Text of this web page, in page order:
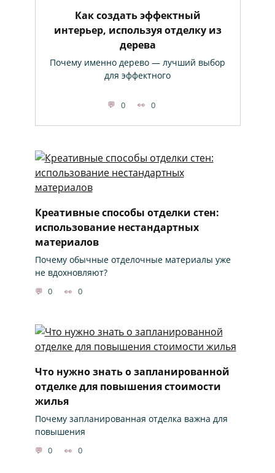
Как создать эффектный
интерьер, используя отделку из
дерева
Почему именно дерево — лучший выбор
для эффектного
0 0
Креативные способы отделки стен:
использование нестандартных
материалов
Почему обычные отделочные материалы уже
не вдохновляют?
0 0
Что нужно знать о запланированной
отделке для повышения стоимости
жилья
Почему запланированная отделка важна для
повышения
0 0